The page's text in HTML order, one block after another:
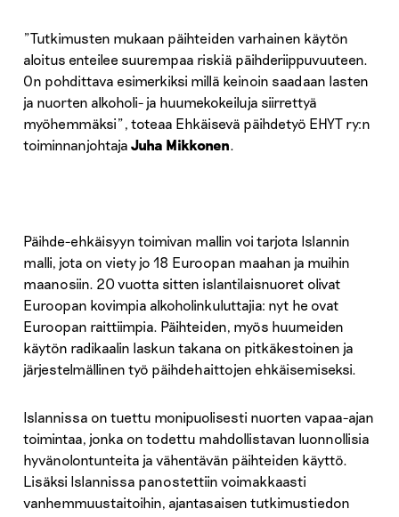
”Tutkimusten mukaan päihteiden varhainen käytön
aloitus enteilee suurempaa riskiä päihderiippuvuuteen.
On pohdittava esimerkiksi millä keinoin saadaan lasten
ja nuorten alkoholi- ja huumekokeiluja siirrettyä
myöhemmäksi”, toteaa Ehkäisevä päihdetyö EHYT ry:n
toiminnanjohtaja Juha Mikkonen.
Päihde-ehkäisyyn toimivan mallin voi tarjota Islannin
malli, jota on viety jo 18 Euroopan maahan ja muihin
maanosiin. 20 vuotta sitten islantilaisnuoret olivat
Euroopan kovimpia alkoholinkuluttajia: nyt he ovat
Euroopan raittiimpia. Päihteiden, myös huumeiden
käytön radikaalin laskun takana on pitkäkestoinen ja
järjestelmällinen työ päihdehaittojen ehkäisemiseksi.
Islannissa on tuettu monipuolisesti nuorten vapaa-ajan
toimintaa, jonka on todettu mahdollistavan luonnollisia
hyvänolontunteita ja vähentävän päihteiden käyttö.
Lisäksi Islannissa panostettiin voimakkaasti
vanhemmuustaitoihin, ajantasaisen tutkimustiedon